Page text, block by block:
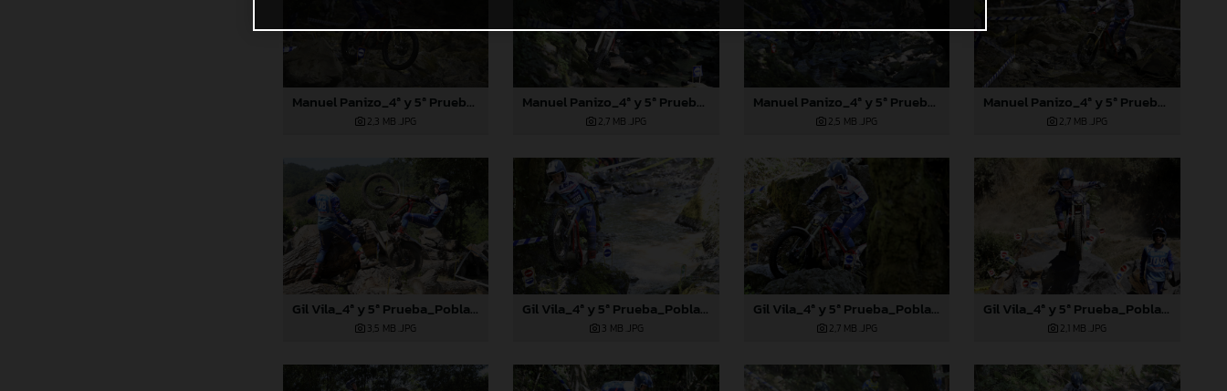
Manuel Panizo_4ª y 5ª Prueba_Pobladura de las Regueras (León)
2,3 MB .JPG
Manuel Panizo_4ª y 5ª Prueba_Pobladura de las Regueras (León)
2,7 MB .JPG
Manuel Panizo_4ª y 5ª Prueba_Pobladura de las Regueras (León)
2,5 MB .JPG
Manuel Panizo_4ª y 5ª Prueba_Pobladura de las Regueras (León)
2,7 MB .JPG
Gil Vila_4ª y 5ª Prueba_Pobladura de las Regueras (León)
3,5 MB .JPG
Gil Vila_4ª y 5ª Prueba_Pobladura de las Regueras (León)
3 MB .JPG
Gil Vila_4ª y 5ª Prueba_Pobladura de las Regueras (León)
2,7 MB .JPG
Gil Vila_4ª y 5ª Prueba_Pobladura de las Regueras (León)
2,1 MB .JPG